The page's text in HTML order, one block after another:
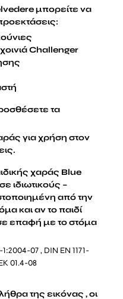
μπορείτε να
Challenger
τα
για χρήση στον
χαράς Blue
ιδιωτικούς –
από την
και αν το παιδί
επαφή με το στόμα
1:2004-07 , DIN EN 1171-
01.4-08
της εικόνας , οι